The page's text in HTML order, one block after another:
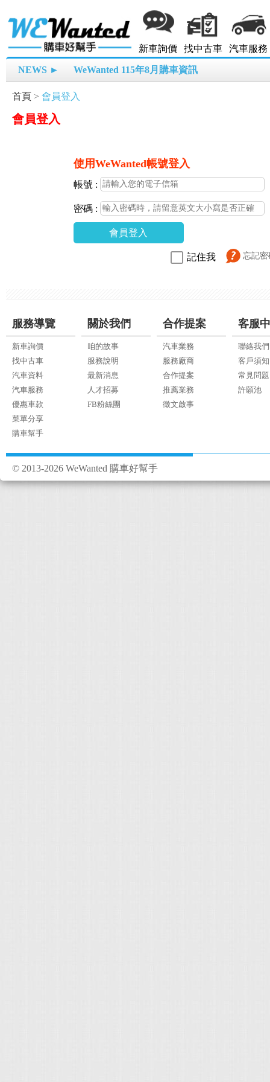
新車詢價 找中古車 汽車服務
NEWS ► WeWanted 115年8月購車資訊
首頁 > 會員登入
會員登入
使用WeWanted帳號登入
帳號 :
密碼 :
會員登入
忘記密
記住我
服務導覽
新車詢價
找中古車
汽車資料
汽車服務
優惠車款
菜單分享
購車幫手
關於我們
咱的故事
服務說明
最新消息
人才招募
FB粉絲團
合作提案
汽車業務
服務廠商
合作提案
推薦業務
徵文啟事
客服
聯絡我們
客戶須知
常見問題
許願池
© 2013-2026 WeWanted 購車好幫手